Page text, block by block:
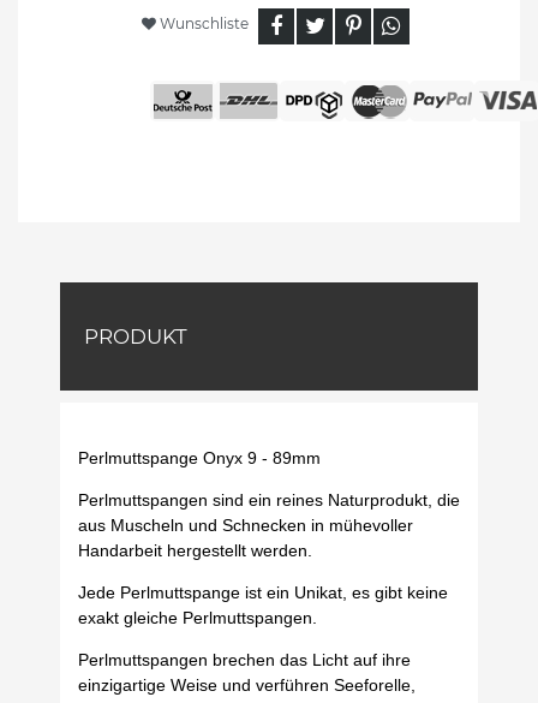
Wunschliste
PRODUKT
Perlmuttspange Onyx 9 - 89mm
Perlmuttspangen sind ein reines Naturprodukt, die
aus Muscheln und Schnecken in mühevoller
Handarbeit hergestellt werden.
Jede Perlmuttspange ist ein Unikat, es gibt keine
exakt gleiche Perlmuttspangen.
Perlmuttspangen brechen das Licht auf ihre
einzigartige Weise und verführen Seeforelle,